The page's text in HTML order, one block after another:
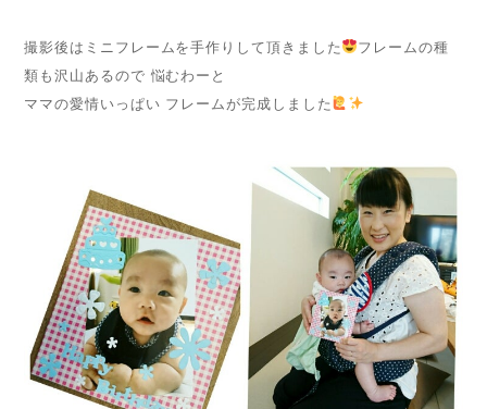
撮影後はミニフレームを手作りして頂きました
フレームの種
類も沢山あるので 悩むわーと
ママの愛情いっぱい フレームが完成しました